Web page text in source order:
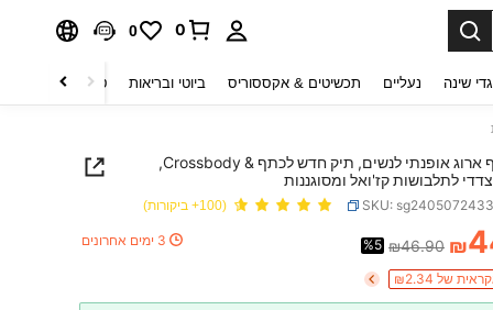
0
0
שינה נעליים תכשיטים & אקססוריס ביוטי ובריאות טקסטיל לבית
תיק כתף ארוג אופנתי לנשים, תיק חדש לכתף & Crossbody,
לתלבושות קז'ואל ומסוגננות
SKU: (100+ ביקורות)
PRICE AND ₪
₪46.90
%5 3 ימים אחרונים
של ₪2.34